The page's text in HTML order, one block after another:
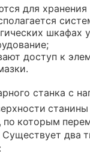
для
шкафах
доступ к
которым
Существует два